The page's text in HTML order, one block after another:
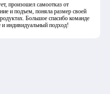
произошел самоотказ от
и подъем, поняла размер своей
Большое спасибо команде
индивидуальный подход!